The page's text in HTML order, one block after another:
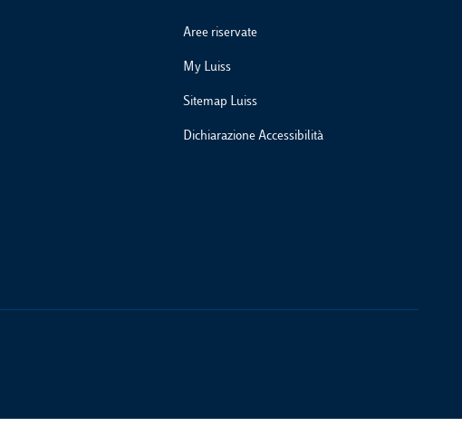
Aree riservate
My Luiss
Sitemap Luiss
Dichiarazione Accessibilità